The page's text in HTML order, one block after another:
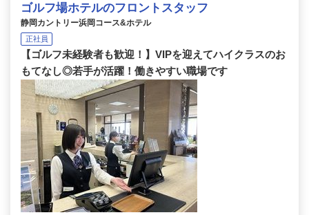
ゴルフ場ホテルのフロントスタッフ
静岡カントリー浜岡コース&ホテル
正社員
【ゴルフ未経験者も歓迎！】VIPを迎えてハイクラスのお
もてなし◎若手が活躍！働きやすい職場です